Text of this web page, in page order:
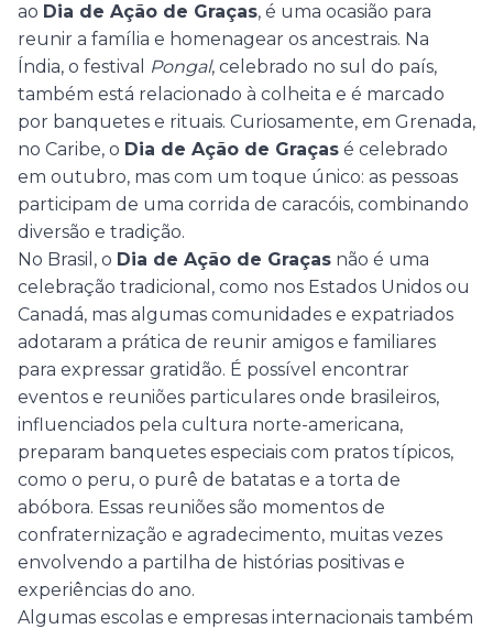
ao Dia de Ação de Graças, é uma ocasião para
reunir a família e homenagear os ancestrais. Na
Índia, o festival
Pongal, celebrado no sul do país,
também está relacionado à colheita e é marcado
por banquetes e rituais. Curiosamente, em Grenada,
no Caribe, o Dia de Ação de Graças é celebrado
em outubro, mas com um toque único: as pessoas
participam de uma corrida de caracóis, combinando
diversão e tradição.
No Brasil, o Dia de Ação de Graças não é uma
celebração tradicional, como nos Estados Unidos ou
Canadá, mas algumas comunidades e expatriados
adotaram a prática de reunir amigos e familiares
para expressar gratidão. É possível encontrar
eventos e reuniões particulares onde brasileiros,
influenciados pela cultura norte-americana,
preparam banquetes especiais com pratos típicos,
como o peru, o purê de batatas e a torta de
abóbora. Essas reuniões são momentos de
confraternização e agradecimento, muitas vezes
envolvendo a partilha de histórias positivas e
experiências do ano.
Algumas escolas e empresas internacionais também